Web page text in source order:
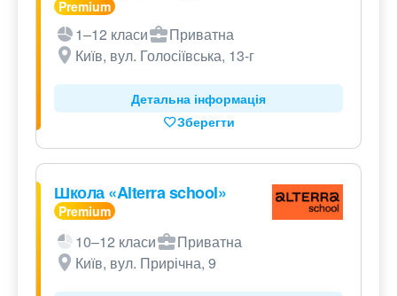
1–12 класи
Приватна
Київ, вул. Голосіївська, 13-г
Детальна інформація
Зберегти
Школа «Alterra school»
10–12 класи
Приватна
Київ, вул. Прирічна, 9